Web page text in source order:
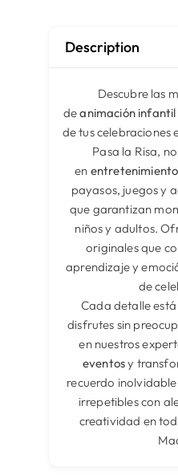
Description
Descubre las
deanimación infantil
de tus celebraciones
Pasa la Risa,
en
payasos, juegos y
que garantizan
niños y adultos.
originales que
aprendizaje y
de
Cada detalle
disfrutes sin
en nuestros
eventosy
recuerdo
irrepetibles con
creatividad en